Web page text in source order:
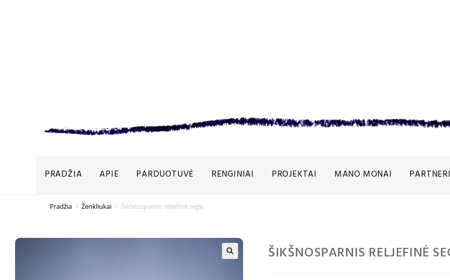
PRADŽIA APIE PARDUOTUVĖ RENGINIAI PROJEKTAI MANO MONAI
Pradžia > Ženkliukai > Šikšnosparnis reljefinė segė
ŠIKŠNOSPARNIS RELJEFINĖ